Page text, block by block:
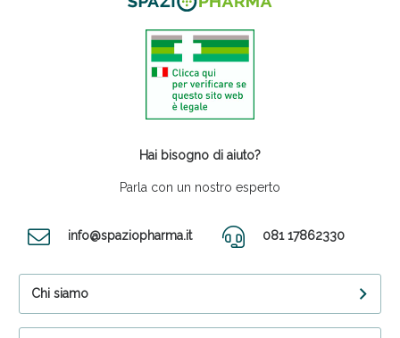
Hai bisogno di aiuto?
Parla con un nostro esperto
info@spaziopharma.it 081 17862330
Chi siamo